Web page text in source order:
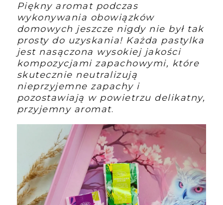
Piękny aromat podczas
wykonywania obowiązków
domowych jeszcze nigdy nie był tak
prosty do uzyskania! Każda pastylka
jest nasączona wysokiej jakości
kompozycjami zapachowymi, które
skutecznie neutralizują
nieprzyjemne zapachy i
pozostawiają w powietrzu delikatny,
przyjemny aromat.